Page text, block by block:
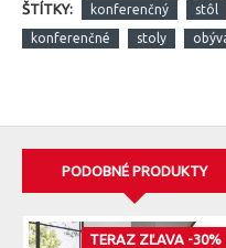
ŠTÍTKY: konferenčný stôl
konferenčné stoly
PODOBNÉ PRODUKTY
TERAZ ZĽAVA -30%